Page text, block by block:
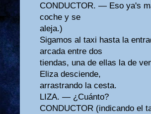
CONDUCTOR. — Eso ya's
coche y se
aleja.)
Sigamos al taxi hasta la
arcada entre dos
tiendas, una de ellas la de
Eliza desciende,
arrastrando la cesta.
LIZA. — ¿Cuánto?
CONDUCTOR (indicando el